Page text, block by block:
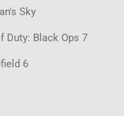
Sky
Duty: Black Ops 7
6